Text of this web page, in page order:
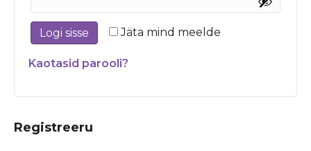
Jäta mind meelde
Logi sisse
Kaotasid parooli?
Registreeru